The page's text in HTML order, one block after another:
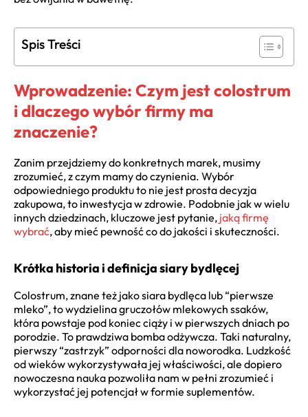
Spis Treści
Wprowadzenie: Czym jest colostrum
i dlaczego wybór firmy ma
znaczenie?
Zanim przejdziemy do konkretnych marek, musimy
zrozumieć, z czym mamy do czynienia. Wybór
odpowiedniego produktu to nie jest prosta decyzja
zakupowa, to inwestycja w zdrowie. Podobnie jak w wielu
innych dziedzinach, kluczowe jest pytanie, jaką firmę
wybrać, aby mieć pewność co do jakości i skuteczności.
Krótka historia i definicja siary bydlęcej
Colostrum, znane też jako siara bydlęca lub “pierwsze
mleko”, to wydzielina gruczołów mlekowych ssaków,
która powstaje pod koniec ciąży i w pierwszych dniach po
porodzie. To prawdziwa bomba odżywcza. Taki naturalny,
pierwszy “zastrzyk” odporności dla noworodka. Ludzkość
od wieków wykorzystywała jej właściwości, ale dopiero
nowoczesna nauka pozwoliła nam w pełni zrozumieć i
wykorzystać jej potencjał w formie suplementów.